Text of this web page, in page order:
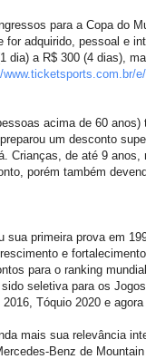
para a Copa do
for adquirido, pessoal e
dia) a R$ 300 (4 dias),
www.ticketsports.com. br/
acima de 60
um desconto
Crianças, de até 9 anos,
porém também
sua primeira prova em
e
para o ranking
seletiva para os
Tóquio 2020 e
mais sua relevância
Benz de